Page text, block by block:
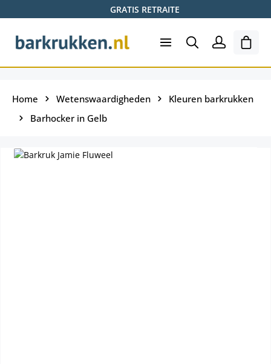
GRATIS RETRAITE
Home Wetenswaardigheden
Kleuren barkrukken
Barhocker in Gelb